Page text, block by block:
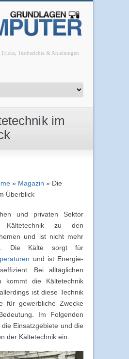
Testberichte & Anleitungen
im
» Magazin » Die
Überblick
und privaten Sektor
zu den
und ist nicht mehr
Die Kälte sorgt für
und ist Energie-
Bei alltäglichen
kommt die Kältetechnik
ist diese Technik
für gewerbliche Zwecke
Im Folgenden
Einsatzgebiete und die
der Kältetechnik ein.